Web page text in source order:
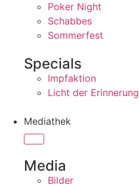
Poker Night
Schabbes
Sommerfest
Specials
Impfaktion
Licht der Erinnerung
Mediathek
Media
Bilder